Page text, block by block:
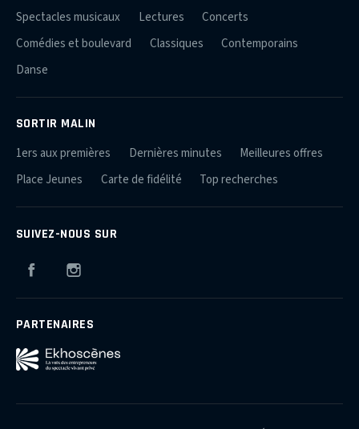
Spectacles musicaux
Lectures
Concerts
Comédies et boulevard
Classiques
Contemporains
Danse
SORTIR MALIN
1ers aux premières Dernières minutes
Meilleures offres
Place Jeunes
Carte de fidélité Top recherches
SUIVEZ-NOUS SUR
Facebook
PARTENAIRES